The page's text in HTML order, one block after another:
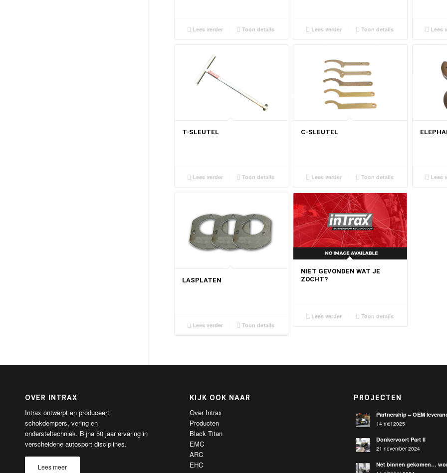
Lees verder Toon details Lees verder Toon details Lees
T-SLEUTEL
Lees verder Toon details
C-SLEUTEL
Lees verder Toon details Lees
LASPLATEN
Lees verder Toon details
NIET GEVONDEN WAT JE
ZOCHT?
Lees verder Toon details
OVER INTRAX
Intrax ontwerpt en produceert
schokdempers, vering en
ondersteltechniek. Bijna 50 jaar ervaring in
verscheidene autosport disciplines.
Lees meer
KIJK OOK NAAR
Over Intrax
Producten
Black Titan
EMC
ARC
EHC
PROJECTEN
Partnership – OEM
14 mei 2025
Donkervoort Part II
21 november 2024
Net binnen gekomen…